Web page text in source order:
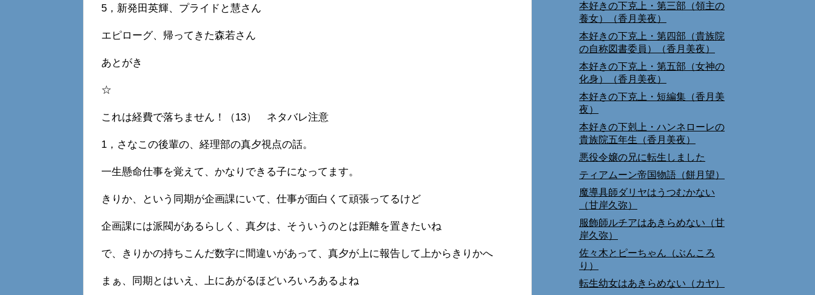
5，新発田英輝、プライドと慧さん
エピローグ、帰ってきた森若さん
あとがき
☆
これは経費で落ちません！（13） ネタバレ注意
1，さなこの後輩の、経理部の真夕視点の話。
一生懸命仕事を覚えて、かなりできる子になってます。
きりか、という同期が企画課にいて、仕事が面白くて頑張ってるけど
企画課には派閥があるらしく、真夕は、そういうのとは距離を置きたいね
で、きりかの持ちこんだ数字に間違いがあって、真夕が上に報告して上からきりかへ
まぁ、同期とはいえ、上にあがるほどいろいろあるよね
本好きの下克上・第三部（領主の
養女）（香月美夜）
本好きの下克上・第四部（貴族院
の自称図書委員）（香月美夜）
本好きの下克上・第五部（女神の
化身）（香月美夜）
本好きの下克上・短編集（香月美
夜）
本好きの下剋上・ハンネローレの
貴族院五年生（香月美夜）
悪役令嬢の兄に転生しました
ティアムーン帝国物語（餅月望）
魔導具師ダリヤはうつむかない
（甘岸久弥）
服飾師ルチアはあきらめない（甘
岸久弥）
佐々木とピーちゃん（ぶんころ
り）
転生幼女はあきらめない（カヤ）